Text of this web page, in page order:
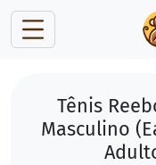
Tênis
Masculino